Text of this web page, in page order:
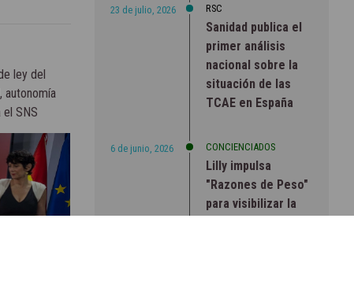
ley del
autonomía
SNS
23 de julio, 2026 RSC
Sanidad publica el
primer análisis
nacional sobre la
situación de las
TCAE en España
6 de junio, 2026 CONCIENCIADOS
Lilly impulsa
"Razones de Peso"
para visibilizar la